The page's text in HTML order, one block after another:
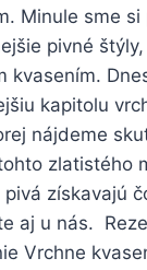
Minule sme
pivné
kvasením.
kapitolu
nájdeme
zlatistého
pivá získavajú
aj u nás.
Vrchne